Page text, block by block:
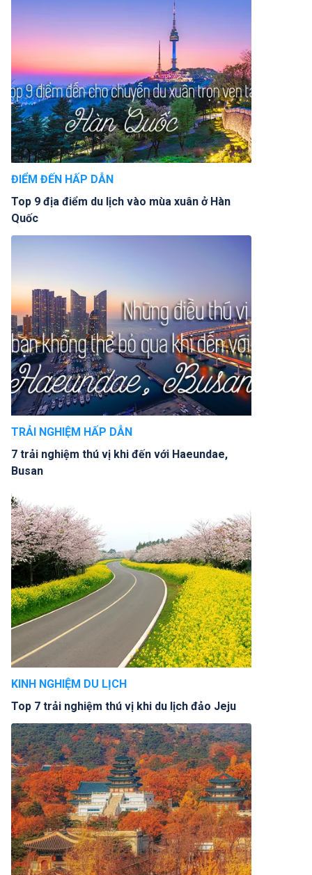
ĐIỂM ĐẾN HẤP DẪN
Top 9 địa điểm du lịch vào mùa xuân ở Hàn
Quốc
TRẢI NGHIỆM HẤP DẪN
7 trải nghiệm thú vị khi đến với Haeundae,
Busan
KINH NGHIỆM DU LỊCH
Top 7 trải nghiệm thú vị khi du lịch đảo Jeju